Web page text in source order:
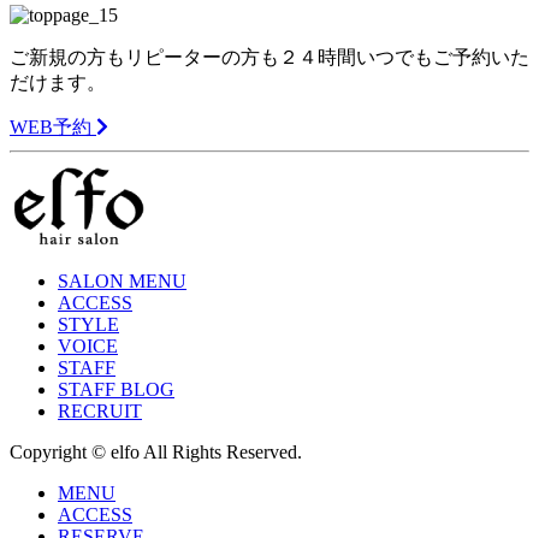
ご新規の方もリピーターの方も２４時間いつでもご予約いた
だけます。
WEB予約
SALON MENU
ACCESS
STYLE
VOICE
STAFF
STAFF BLOG
RECRUIT
Copyright © elfo All Rights Reserved.
MENU
ACCESS